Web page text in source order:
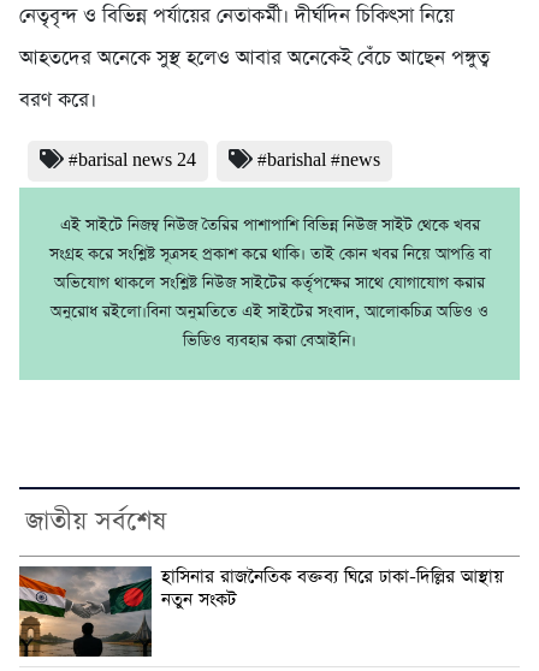
নেতৃবৃন্দ ও বিভিন্ন পর্যায়ের নেতাকর্মী। দীর্ঘদিন চিকিৎসা নিয়ে
আহতদের অনেকে সুস্থ হলেও আবার অনেকেই বেঁচে আছেন পঙ্গুত্ব
বরণ করে।
#barisal news 24 #barishal #news
এই সাইটে নিজম্ব নিউজ তৈরির পাশাপাশি বিভিন্ন নিউজ সাইট থেকে খবর
সংগ্রহ করে সংশ্লিষ্ট সূত্রসহ প্রকাশ করে থাকি। তাই কোন খবর নিয়ে আপত্তি বা
অভিযোগ থাকলে সংশ্লিষ্ট নিউজ সাইটের কর্তৃপক্ষের সাথে যোগাযোগ করার
অনুরোধ রইলো।বিনা অনুমতিতে এই সাইটের সংবাদ, আলোকচিত্র অডিও ও
ভিডিও ব্যবহার করা বেআইনি।
জাতীয় সর্বশেষ
হাসিনার রাজনৈতিক বক্তব্য ঘিরে ঢাকা-দিল্লির আস্থায়
নতুন সংকট